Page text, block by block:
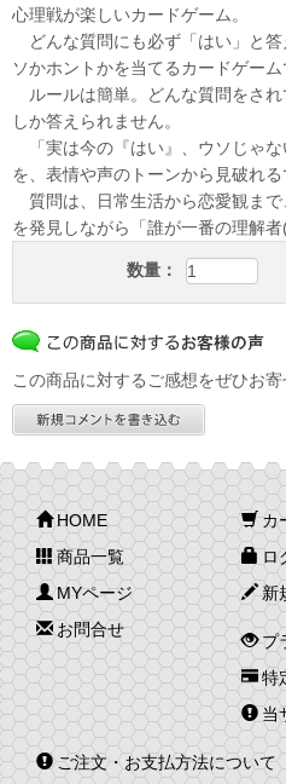
心理戦が楽しいカードゲーム。
どんな質問にも必ず「はい」と
ソかホントかを当てるカードゲーム
ルールは簡単。どんな質問をされ
しか答えられません。
「実は今の『はい』、ウソじゃ
を、表情や声のトーンから見破れ
質問は、日常生活から恋愛観ま
を発見しながら「誰が一番の理解者
数量：
この商品に対するご感想をぜひお寄
HOME
商品一覧
MYページ
お問合せ
カ
ロ
新
プ
特
当
ご注文・お支払方法について